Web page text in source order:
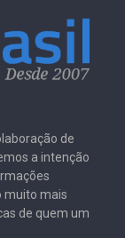
de
a intenção
muito mais
de quem um